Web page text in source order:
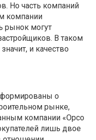
Но часть компаний
компании
рынок могут
В таком
и качество
о
рынке,
компании «Орсо
лишь двое